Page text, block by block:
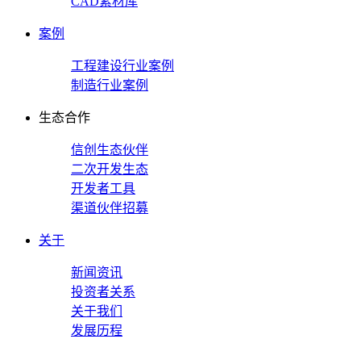
案例
工程建设行业案例
制造行业案例
生态合作
信创生态伙伴
二次开发生态
开发者工具
渠道伙伴招募
关于
新闻资讯
投资者关系
关于我们
发展历程